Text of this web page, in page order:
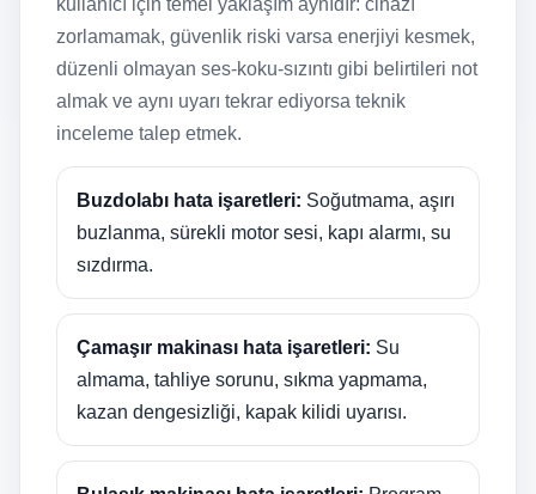
kullanıcı için temel yaklaşım aynıdır: cihazı
zorlamamak, güvenlik riski varsa enerjiyi kesmek,
düzenli olmayan ses-koku-sızıntı gibi belirtileri not
almak ve aynı uyarı tekrar ediyorsa teknik
inceleme talep etmek.
Buzdolabı hata işaretleri: Soğutmama, aşırı
buzlanma, sürekli motor sesi, kapı alarmı, su
sızdırma.
Çamaşır makinası hata işaretleri: Su
almama, tahliye sorunu, sıkma yapmama,
kazan dengesizliği, kapak kilidi uyarısı.